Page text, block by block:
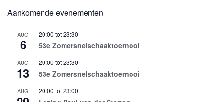
Aankomende evenementen
AUG
6
20:00 tot23:30
53e Zomersnelschaaktoernooi
AUG
13
20:00 tot23:30
53e Zomersnelschaaktoernooi
AUG 20:00 tot23:00